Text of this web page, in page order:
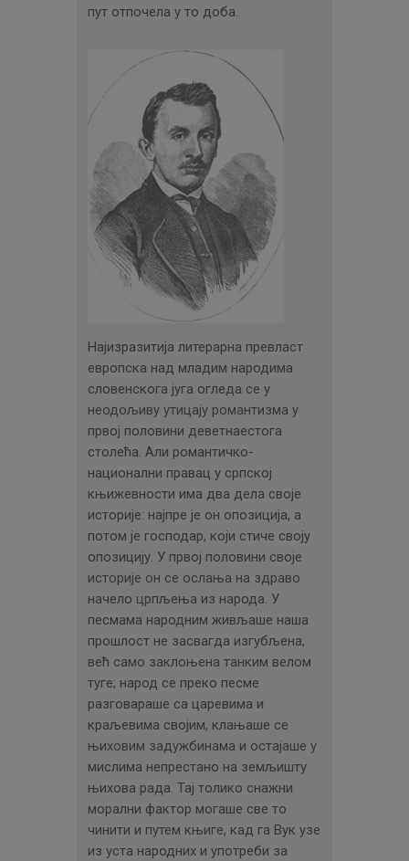
пут отпочела у то доба.
Најизразитија литерарна превласт
европска над младим народима
словенскога југа огледа се у
неодољиву утицају романтизма у
првој половини деветнаестога
столећа. Али романтичко-
национални правац у српској
књижевности има два дела своје
историје: најпре је он опозиција, а
потом је господар, који стиче своју
опозицију. У првој половини своје
историје он се ослања на здраво
начело црпљења из народа. У
песмама народним живљаше наша
прошлост не засвагда изгубљена,
већ само заклоњена танким велом
туге; народ се преко песме
разговараше са царевима и
краљевима својим, клањаше се
њиховим задужбинама и остајаше у
мислима непрестано на земљишту
њихова рада. Тај толико снажни
морални фактор могаше све то
чинити и путем књиге, кад га Вук узе
из уста народних и употреби за